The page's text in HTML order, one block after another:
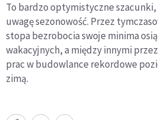
To bardzo optymistyczne
uwagę sezonowość. Przez
stopa bezrobocia swoje minima
wakacyjnych, a między innymi
prac w budowlance rekordowe
zimą.